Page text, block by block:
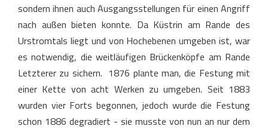
sondern ihnen auch Ausgangsstellungen für einen Angriff
nach außen bieten konnte. Da Küstrin am Rande des
Urstromtals liegt und von Hochebenen umgeben ist, war
es notwendig, die weitläufigen Brückenköpfe am Rande
Letzterer zu sichern. 1876 plante man, die Festung mit
einer Kette von acht Werken zu umgeben. Seit 1883
wurden vier Forts begonnen, jedoch wurde die Festung
schon 1886 degradiert - sie musste von nun an nur dem